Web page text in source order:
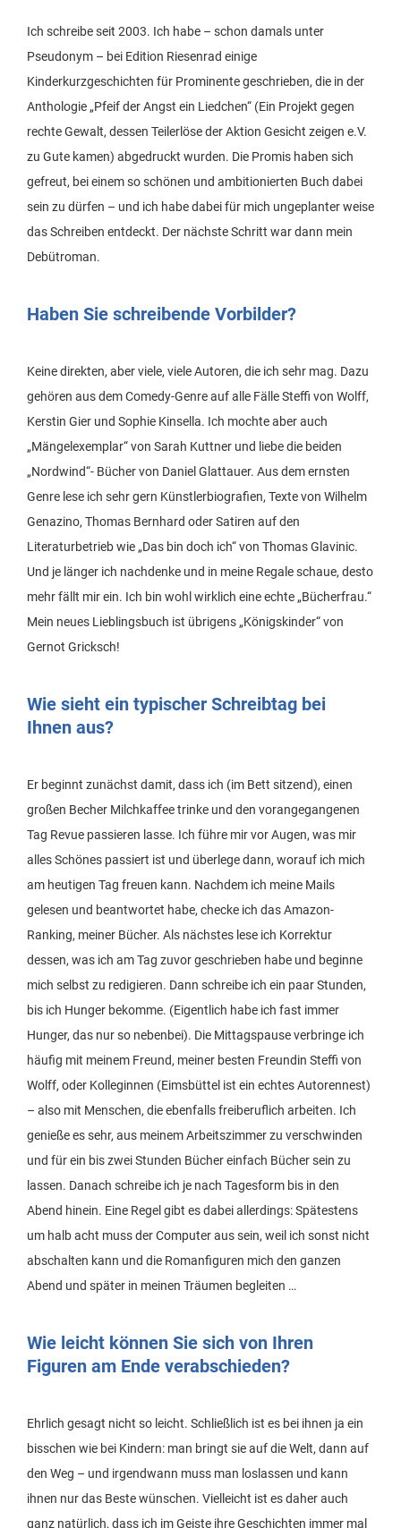
Ich schreibe seit 2003. Ich habe – schon damals unter
Pseudonym – bei Edition Riesenrad einige
Kinderkurzgeschichten für Prominente geschrieben, die in der
Anthologie „Pfeif der Angst ein Liedchen“ (Ein Projekt gegen
rechte Gewalt, dessen Teilerlöse der Aktion Gesicht zeigen e.V.
zu Gute kamen) abgedruckt wurden. Die Promis haben sich
gefreut, bei einem so schönen und ambitionierten Buch dabei
sein zu dürfen – und ich habe dabei für mich ungeplanter weise
das Schreiben entdeckt. Der nächste Schritt war dann mein
Debütroman.
Haben Sie schreibende Vorbilder?
Keine direkten, aber viele, viele Autoren, die ich sehr mag. Dazu
gehören aus dem Comedy-Genre auf alle Fälle Steffi von Wolff,
Kerstin Gier und Sophie Kinsella. Ich mochte aber auch
„Mängelexemplar“ von Sarah Kuttner und liebe die beiden
„Nordwind“- Bücher von Daniel Glattauer. Aus dem ernsten
Genre lese ich sehr gern Künstlerbiografien, Texte von Wilhelm
Genazino, Thomas Bernhard oder Satiren auf den
Literaturbetrieb wie „Das bin doch ich“ von Thomas Glavinic.
Und je länger ich nachdenke und in meine Regale schaue, desto
mehr fällt mir ein. Ich bin wohl wirklich eine echte „Bücherfrau.“
Mein neues Lieblingsbuch ist übrigens „Königskinder“ von
Gernot Gricksch!
Wie sieht ein typischer Schreibtag bei
Ihnen aus?
Er beginnt zunächst damit, dass ich (im Bett sitzend), einen
großen Becher Milchkaffee trinke und den vorangegangenen
Tag Revue passieren lasse. Ich führe mir vor Augen, was mir
alles Schönes passiert ist und überlege dann, worauf ich mich
am heutigen Tag freuen kann. Nachdem ich meine Mails
gelesen und beantwortet habe, checke ich das Amazon-
Ranking, meiner Bücher. Als nächstes lese ich Korrektur
dessen, was ich am Tag zuvor geschrieben habe und beginne
mich selbst zu redigieren. Dann schreibe ich ein paar Stunden,
bis ich Hunger bekomme. (Eigentlich habe ich fast immer
Hunger, das nur so nebenbei). Die Mittagspause verbringe ich
häufig mit meinem Freund, meiner besten Freundin Steffi von
Wolff, oder Kolleginnen (Eimsbüttel ist ein echtes Autorennest)
– also mit Menschen, die ebenfalls freiberuflich arbeiten. Ich
genieße es sehr, aus meinem Arbeitszimmer zu verschwinden
und für ein bis zwei Stunden Bücher einfach Bücher sein zu
lassen. Danach schreibe ich je nach Tagesform bis in den
Abend hinein. Eine Regel gibt es dabei allerdings: Spätestens
um halb acht muss der Computer aus sein, weil ich sonst nicht
abschalten kann und die Romanfiguren mich den ganzen
Abend und später in meinen Träumen begleiten …
Wie leicht können Sie sich von Ihren
Figuren am Ende verabschieden?
Ehrlich gesagt nicht so leicht. Schließlich ist es bei ihnen ja ein
bisschen wie bei Kindern: man bringt sie auf die Welt, dann auf
den Weg – und irgendwann muss man loslassen und kann
ihnen nur das Beste wünschen. Vielleicht ist es daher auch
ganz natürlich, dass ich im Geiste ihre Geschichten immer mal